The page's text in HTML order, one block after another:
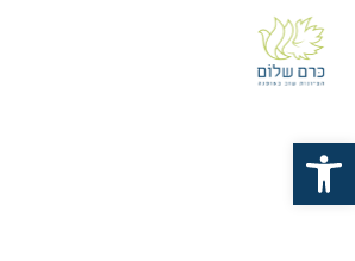
פתח סרגל נגישות